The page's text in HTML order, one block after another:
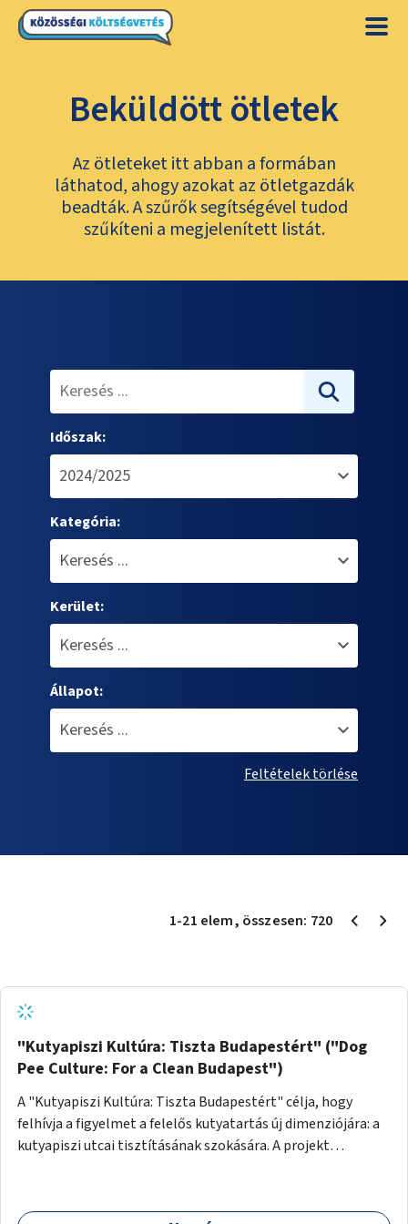
Beküldött ötletek
Az ötleteket itt abban a formában
láthatod, ahogy azokat az ötletgazdák
beadták. A szűrők segítségével tudod
szűkíteni a megjelenített listát.
Időszak:
Kategória:
Kerület:
Állapot:
Feltételek törlése
1-21 elem, összesen: 720
"Kutyapiszi Kultúra: Tiszta Budapestért" ("Dog
Pee Culture: For a Clean Budapest")
A "Kutyapiszi Kultúra: Tiszta Budapestért" célja, hogy
felhívja a figyelmet a felelős kutyatartás új dimenziójára: a
kutyapiszi utcai tisztításának szokására. A projekt
palack vízzel öblítsék le azt, ezzel hozzájárulva a tiszta,